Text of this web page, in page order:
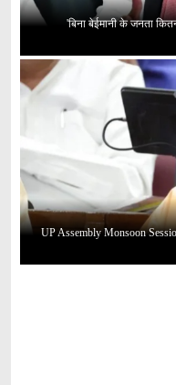
'बिना बेईमानी के जनता
UP Assembly Monsoon